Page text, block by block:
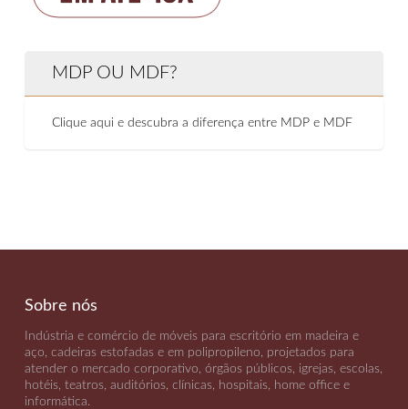
MDP OU MDF?
Clique aqui e descubra a diferença entre MDP e MDF
Sobre nós
Indústria e comércio de móveis para escritório em madeira e
aço, cadeiras estofadas e em polipropileno, projetados para
atender o mercado corporativo, órgãos públicos, igrejas, escolas,
hotéis, teatros, auditórios, clínicas, hospitais, home office e
informática.